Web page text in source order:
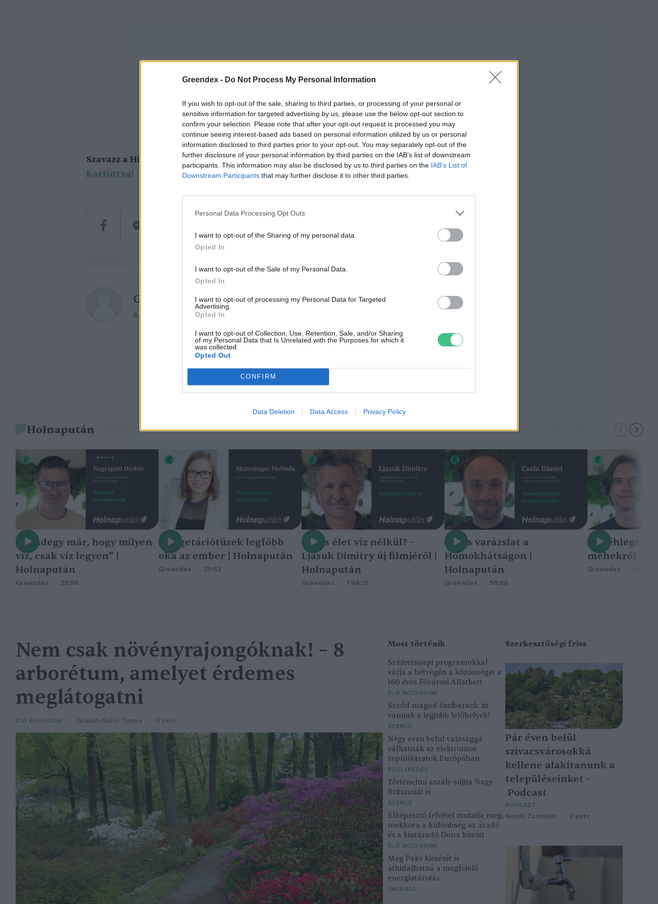
Greendex - Do Not Process My Personal Information
If you wish to opt-out of the sale, sharing to third parties, or processing of your personal or
sensitive information for targeted advertising by us, please use the below opt-out section to
confirm your selection. Please note that after your opt-out request is processed you may
continue seeing interest-based ads based on personal information utilized by us or personal
information disclosed to third parties prior to your opt-out. You may separately opt-out of the
further disclosure of your personal information by third parties on the IAB’s list of downstream
participants. This information may also be disclosed by us to third parties on the IAB’s List of
Downstream Participants that may further disclose it to other third parties.
Personal Data Processing Opt Outs
I want to opt-out of the Sharing of my personal data.
Opted In
I want to opt-out of the Sale of my Personal Data.
Opted In
I want to opt-out of processing my Personal Data for Targeted
Advertising.
Opted In
I want to opt-out of Collection, Use, Retention, Sale, and/or Sharing
of my Personal Data that Is Unrelated with the Purposes for which it
was collected.
Opted Out
CONFIRM
Data Deletion Data Access Privacy Policy
Szavazz a Highlights of Hungary jelöltjeire február 18. 10 óráig,ide
kattintva!
Greendex
A szerző további cikkei
Holnapután
„Mindegy már, hogy milyen
víz, csak víz legyen” |
Holnapután
Greendex 55:58
A vegetációtüzek legfőbb
oka az ember | Holnapután
Greendex 29:53
Nincs élet víz nélkül? –
Ljasuk Dimitry új filmjéről |
Holnapután
Greendex 1:04:15
Nincs varázslat a
Homokhátságon |
Holnapután
Greendex 50:00
A méhlegelő
méhekről
Greendex
Nem csak növényrajongóknak! – 8
arborétum, amelyet érdemes
meglátogatni
ÉLŐ BOLYGÓNK Granát-Galló Tímea 5 perc
Születésnapi programokkal
várja a hétvégén a közönséget a
160 éves Fővárosi Állatkert
ÉLŐ BOLYGÓNK
Szedd magad őszibarack: itt
vannak a legjobb lelőhelyek!
SZEMLE
Négy éven belül valósággá
válhatnak az elektromos
repülőjáratok Európában
KÖZLEKEDÉS
Történelmi aszály sújtja Nagy-
Britanniát is
SZEMLE
Elképesztő felvétel mutatja meg,
mekkora a különbség az áradó
és a kiszáradó Duna között
ÉLŐ BOLYGÓNK
Még Paks kiesését is
áthidalhatná a megfelelő
energiatárolás
ENERGIA
Pár éven belül
szivacsvárosokká
kellene alakítanunk a
településeinket –
Podcast
PODCAST
Novák Zsombor 2 perc